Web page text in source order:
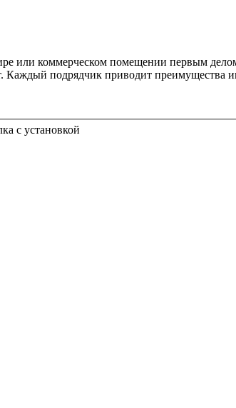
или коммерческом помещении первым
подрядчик приводит преимущества
стоимость потолка с установкой